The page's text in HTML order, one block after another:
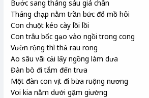
Bước sang tháng sáu giá chân
Tháng chạp nằm trần bức đổ mồ hôi
Con chuột kéo cày lồi lồi
Con trâu bốc gạo vào ngồi trong cong
Vườn rộng thì thả rau rong
Ao sâu vãi cải lấy ngồng làm dưa
Đàn bò đi tắm đến trưa
Một đàn con vịt đi bừa ruộng nương
Voi kia nằm dưới gậm giường